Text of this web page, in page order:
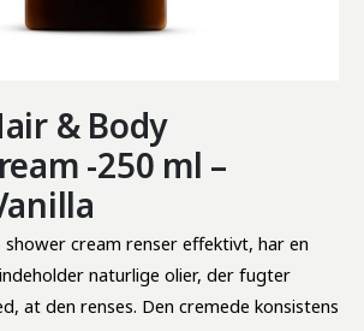
& Body
-250 ml –
cream renser effektivt, har en
naturlige olier, der fugter
at den renses. Den cremede konsistens